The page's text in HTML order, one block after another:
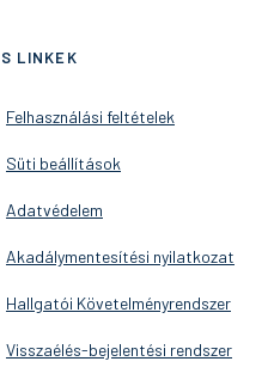
LINKEK
Felhasználási feltételek
Süti beállítások
Adatvédelem
Akadálymentesítési nyilatkozat
Hallgatói Követelményrendszer
Visszaélés-bejelentési rendszer